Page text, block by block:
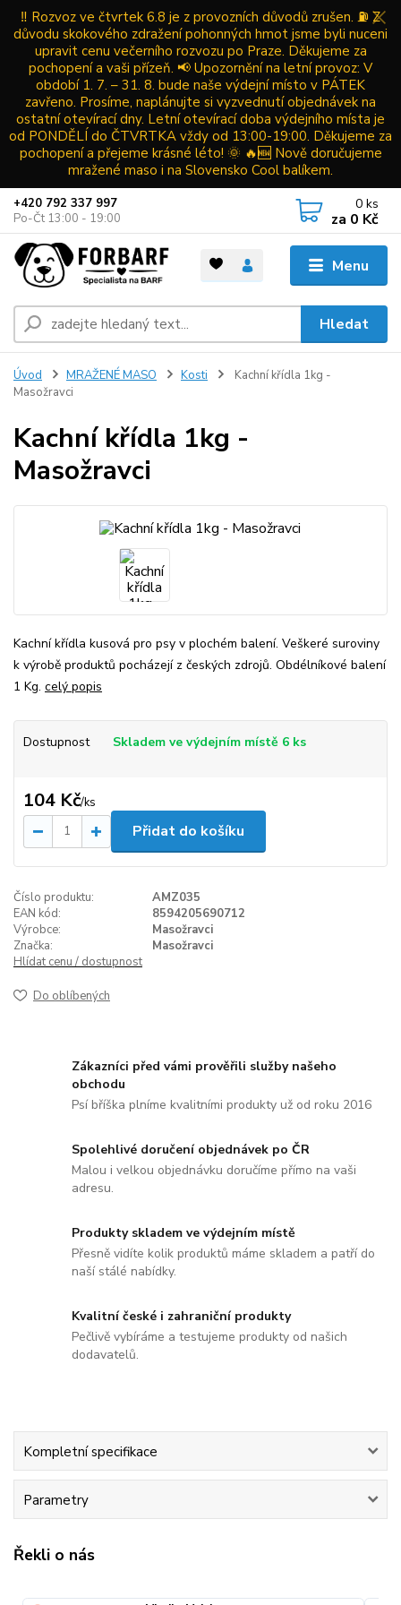
‼️ Rozvoz ve čtvrtek 6.8 je z provozních důvodů zrušen. ⛽ Z
důvodu skokového zdražení pohonných hmot jsme byli nuceni
upravit cenu večerního rozvozu po Praze. Děkujeme za
pochopení a vaši přízeň. 📢 Upozornění na letní provoz: V
období 1. 7. – 31. 8. bude naše výdejní místo v PÁTEK
zavřeno. Prosíme, naplánujte si vyzvednutí objednávek na
ostatní otevírací dny. Letní otevírací doba výdejního místa je
od PONDĚLÍ do ČTVRTKA vždy od 13:00-19:00. Děkujeme za
pochopení a přejeme krásné léto! 🌞 🔥🆕 Nově doručujeme
mražené maso i na Slovensko Cool balíkem.
Menu
Hledat
+420 792 337 997
Po-Čt 13:00 - 19:00
0 ks
za 0 Kč
Úvod MRAŽENÉ MASO Kosti
Kachní křídla 1kg -
Masožravci
Kachní křídla 1kg -
Masožravci
Kachní křídla kusová pro psy v plochém balení. Veškeré suroviny
k výrobě produktů pocházejí z českých zdrojů. Obdélníkové balení
1 Kg. celý popis
Dostupnost Skladem ve výdejním místě 6 ks
104 Kč/ks
Přidat do košíku
Číslo produktu:
AMZ035
EAN kód:
8594205690712
Výrobce:
Masožravci
Značka:
Masožravci
Hlídat cenu / dostupnost
Do oblíbených
Zákazníci před vámi prověřili služby našeho
obchodu
Psí bříška plníme kvalitními produkty už od roku 2016
Spolehlivé doručení objednávek po ČR
Malou i velkou objednávku doručíme přímo na vaši
adresu.
Produkty skladem ve výdejním místě
Přesně vidíte kolik produktů máme skladem a patří do
naší stálé nabídky.
Kvalitní české i zahraniční produkty
Pečlivě vybíráme a testujeme produkty od našich
dodavatelů.
Kompletní specifikace
Parametry
Řekli o nás